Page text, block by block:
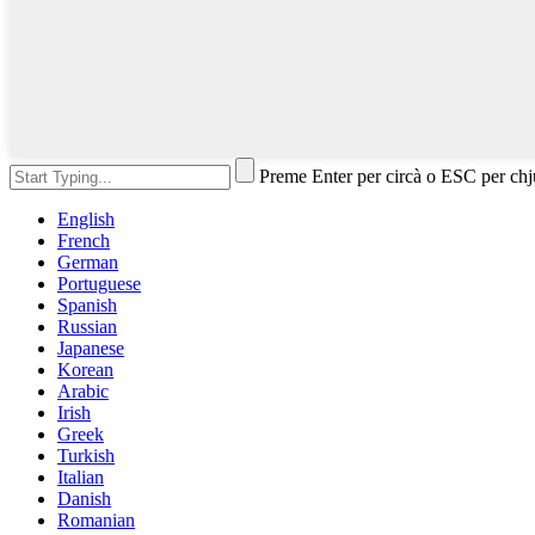
Preme Enter per circà o ESC per
English
French
German
Portuguese
Spanish
Russian
Japanese
Korean
Arabic
Irish
Greek
Turkish
Italian
Danish
Romanian